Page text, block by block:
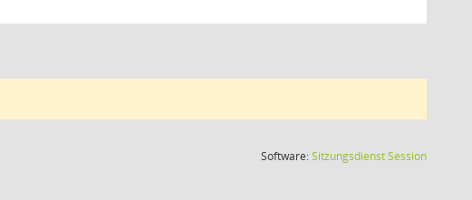
Software:SitzungsdienstSession(Wird in